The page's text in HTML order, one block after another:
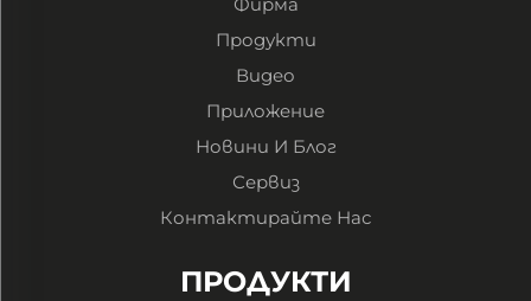
Фирма
Продукти
Видео
Приложение
Новини И Блог
Сервиз
Контактирайте Нас
ПРОДУКТИ